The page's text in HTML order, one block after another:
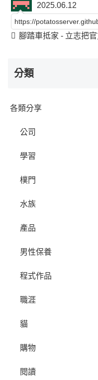
2025.06.12
https://
腳踏車抵家 - 立志把
分類
各類分享
公司
學習
樸門
水族
產品
男性保養
程式作品
職涯
貓
購物
閱讀